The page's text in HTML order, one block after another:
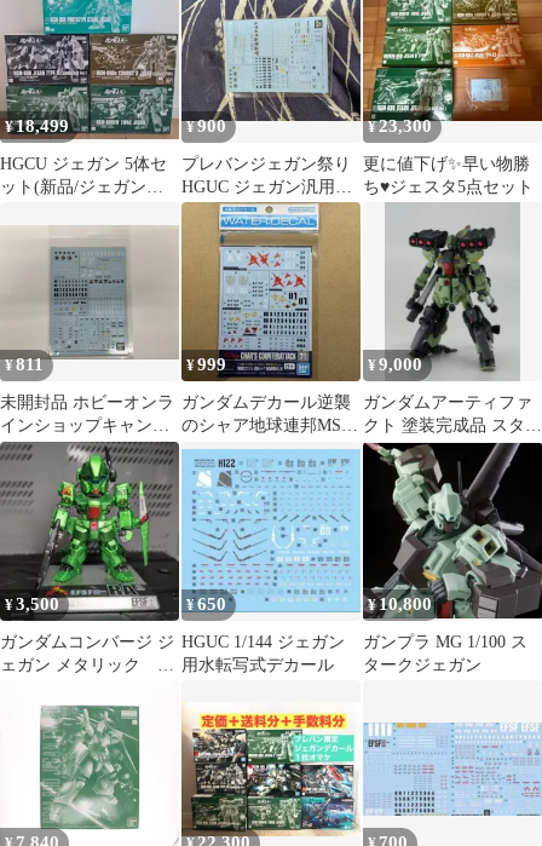
¥18,499
HGCU ジェガン 5体セ
ット(新品/ジェガン汎
¥900
プレバンジェガン祭り
HGUC ジェガン汎用水
転写式デカール 非売品
¥23,300
更に値下げ✨️早い物勝
ち♥️ジェスタ5点セット
¥811
未開封品 ホビーオンラ
インショップキャンペ
ーン HGUC 1/144 ジェ
ガン汎用水転写式デカ
ール②
¥999
ガンダムデカール逆襲
のシャア地球連邦MS用
(未開封)
¥9,000
ガンダムアーティファ
クト 塗装完成品 スター
クジェガン
¥3,500
ガンダムコンバージ ジ
ェガン メタリック リ
¥650
HGUC 1/144 ジェガン
用水転写式デカール
¥10,800
ガンプラ MG 1/100 ス
タークジェガン
7,840 22,300 700